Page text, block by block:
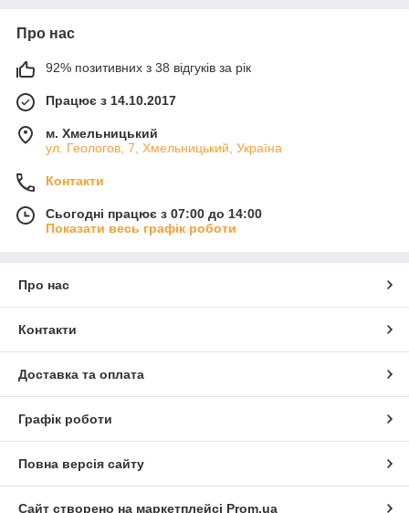
порівняно нескладно.
Регулярне чищення килима необхідне
не тільки для позбавлення його від
шкідливого для людини пилу. Постійне
прибирання пилососом дозволяє також
продовжити термін служби виробу і
запобігти накопиченню частинок, що
зрізають ворс.
В залежності від забрудненості
довговорсового коврового покриття,
пінку;
щітку;
різні побутові засоби.
Про нас
92% позитивних з 38 відгуків за рік
Працює з 14.10.2017
м. Хмельницький
ул. Геологов, 7, Хмельницький, Україна
Контакти
Сьогодні працює з 07:00 до 14:00
Показати весь графік роботи
Про нас
Контакти
Доставка та оплата
Графік роботи
Повна версія сайту
Сайт створено на маркетплейсі Prom.ua